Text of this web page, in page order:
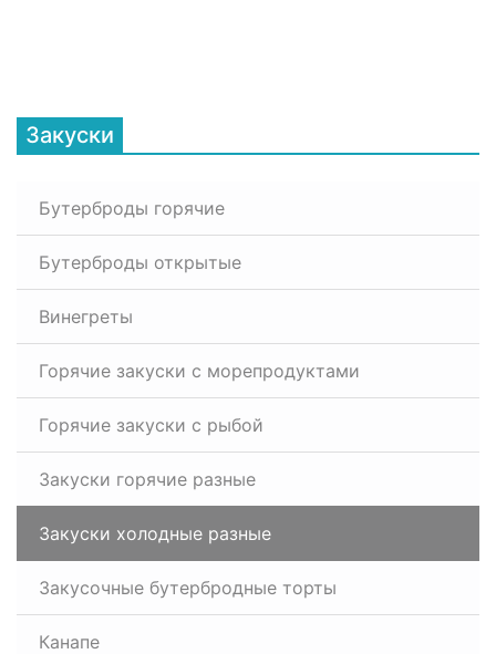
Закуски
Бутерброды горячие
Бутерброды открытые
Винегреты
Горячие закуски с морепродуктами
Горячие закуски с рыбой
Закуски горячие разные
Закуски холодные разные
Закусочные бутербродные торты
Канапе